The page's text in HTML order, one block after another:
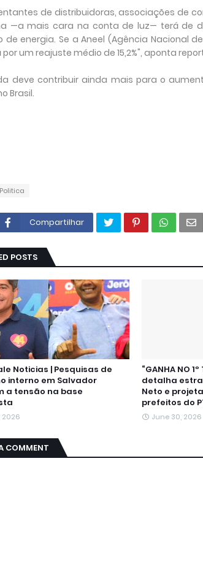
de distribuidoras, associações de
—a mais cara na conta de luz— terá de
de energia. Se a Aneel (Agência Nacional
um reajuste médio de 15,2%", aponta
deve contribuir ainda mais para o
Brasil.
Politica
Compartilhar
POSTS
Noticias | Pesquisas de
interno em Salvador
a tensão na base
2026
“GANHA NO
detalha
Neto e
prefeitos do
June 30, 2026
COMMENT